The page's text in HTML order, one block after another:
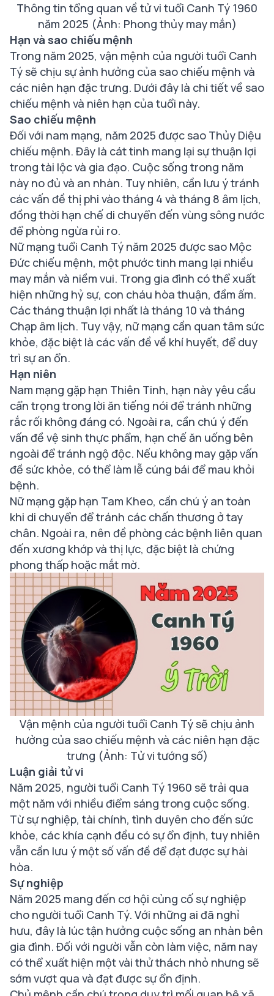
Thông tin tổng quan về tử vi tuổi Canh Tý 1960
năm 2025 (Ảnh: Phong thủy may mắn)
Hạn và sao chiếu mệnh
Trong năm 2025, vận mệnh của người tuổi Canh
Tý sẽ chịu sự ảnh hưởng của sao chiếu mệnh và
các niên hạn đặc trưng. Dưới đây là chi tiết về sao
chiếu mệnh và niên hạn của tuổi này.
Sao chiếu mệnh
Đối với nam mạng, năm 2025 được sao Thủy Diệu
chiếu mệnh. Đây là cát tinh mang lại sự thuận lợi
trong tài lộc và gia đạo. Cuộc sống trong năm
này no đủ và an nhàn. Tuy nhiên, cần lưu ý tránh
các vấn đề thị phi vào tháng 4 và tháng 8 âm lịch,
đồng thời hạn chế di chuyển đến vùng sông nước
để phòng ngừa rủi ro.
Nữ mạng tuổi Canh Tý năm 2025 được sao Mộc
Đức chiếu mệnh, một phước tinh mang lại nhiều
may mắn và niềm vui. Trong gia đình có thể xuất
hiện những hỷ sự, con cháu hòa thuận, đầm ấm.
Các tháng thuận lợi nhất là tháng 10 và tháng
Chạp âm lịch. Tuy vậy, nữ mạng cần quan tâm sức
khỏe, đặc biệt là các vấn đề về khí huyết, để duy
trì sự an ổn.
Hạn niên
Nam mạng gặp hạn Thiên Tinh, hạn này yêu cầu
cẩn trọng trong lời ăn tiếng nói để tránh những
rắc rối không đáng có. Ngoài ra, cần chú ý đến
vấn đề vệ sinh thực phẩm, hạn chế ăn uống bên
ngoài để tránh ngộ độc. Nếu không may gặp vấn
đề sức khỏe, có thể làm lễ cúng bái để mau khỏi
bệnh.
Nữ mạng gặp hạn Tam Kheo, cần chú ý an toàn
khi di chuyển để tránh các chấn thương ở tay
chân. Ngoài ra, nên đề phòng các bệnh liên quan
đến xương khớp và thị lực, đặc biệt là chứng
phong thấp hoặc mắt mờ.
Vận mệnh của người tuổi Canh Tý sẽ chịu ảnh
hưởng của sao chiếu mệnh và các niên hạn đặc
trưng (Ảnh: Tử vi tướng số)
Luận giải tử vi
Năm 2025, người tuổi Canh Tý 1960 sẽ trải qua
một năm với nhiều điểm sáng trong cuộc sống.
Từ sự nghiệp, tài chính, tình duyên cho đến sức
khỏe, các khía cạnh đều có sự ổn định, tuy nhiên
vẫn cần lưu ý một số vấn đề để đạt được sự hài
hòa.
Sự nghiệp
Năm 2025 mang đến cơ hội củng cố sự nghiệp
cho người tuổi Canh Tý. Với những ai đã nghỉ
hưu, đây là lúc tận hưởng cuộc sống an nhàn bên
gia đình. Đối với người vẫn còn làm việc, năm nay
có thể xuất hiện một vài thử thách nhỏ nhưng sẽ
sớm vượt qua và đạt được sự ổn định.